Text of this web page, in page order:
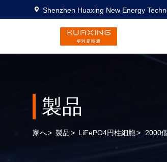
Shenzhen Huaxing New Energy
製品
家へ> 製品> LiFePO4円柱細胞> 2000